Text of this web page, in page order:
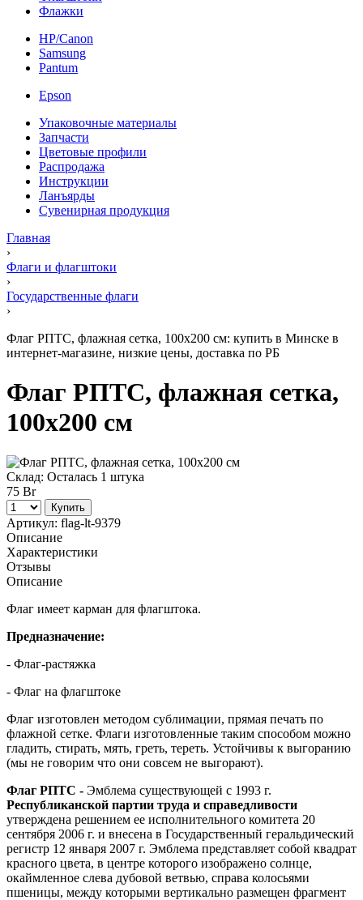
Флажки
HP/Canon
Samsung
Pantum
Epson
Упаковочные материалы
Запчасти
Цветовые профили
Распродажа
Инструкции
Ланъярды
Сувенирная продукция
Главная
›
Флаги и флагштоки
›
Государственные флаги
›
Флаг РПТС, флажная сетка, 100х200 см: купить в Минске в
интернет-магазине, низкие цены, доставка по РБ
Флаг РПТС, флажная сетка,
100х200 см
Склад: Осталась 1 штука
75 Br
Купить
Артикул: flag-lt-9379
Описание
Характеристики
Отзывы
Описание
Флаг имеет карман для флагштока.
Предназначение:
- Флаг-растяжка
- Флаг на флагштоке
Флаг изготовлен методом сублимации, прямая печать по
флажной сетке. Флаги изготовленные таким способом можно
гладить, стирать, мять, греть, тереть. Устойчивы к выгоранию
(мы не говорим что они совсем не выгорают).
Флаг РПТС - Эмблема существующей с 1993 г.
Республиканской партии труда и справедливости
утверждена решением ее исполнительного комитета 20
сентября 2006 г. и внесена в Государственный геральдический
регистр 12 января 2007 г. Эмблема представляет собой квадрат
красного цвета, в центре которого изображено солнце,
окаймленное слева дубовой ветвью, справа колосьями
пшеницы, между которыми вертикально размещен фрагмент